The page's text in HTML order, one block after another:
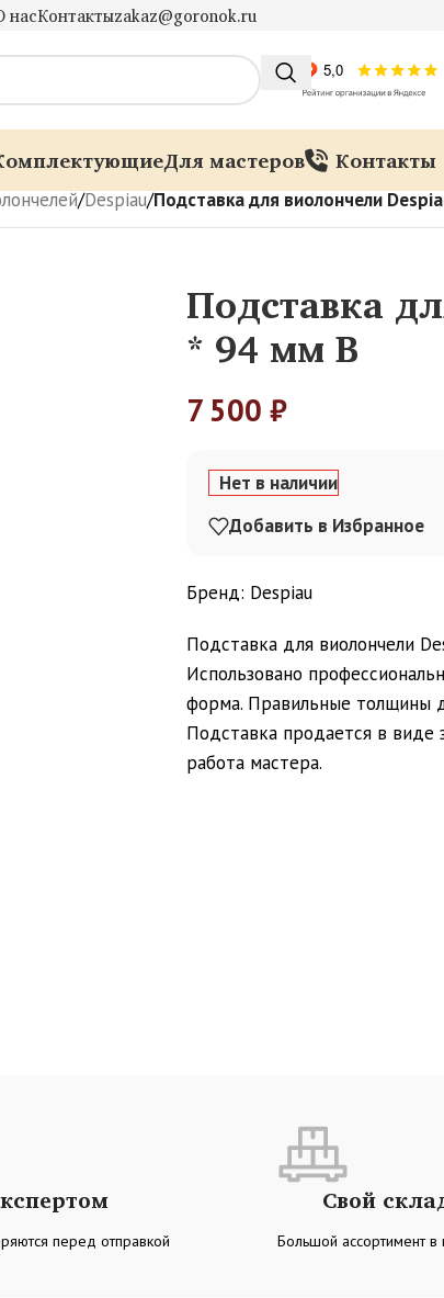
насКонтактыzakaz@goronok.ru
Для мастеров Контакты
/Despiau/Подставка для виолончели
Подставка
* 94 мм B
7 500 ₽
Нет в наличии
Добавить в Избранное
Бренд: Despiau
Подставка для виолончели
Использовано
форма. Правильные толщины
Подставка продается в виде
работа мастера.
перед отправкой
Свой
Большой ассортимент в